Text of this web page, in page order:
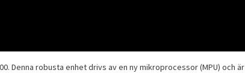
Denna robusta enhet drivs av en ny mikroprocessor (MPU) och är